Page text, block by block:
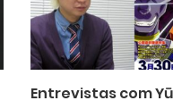
Entrevistas com